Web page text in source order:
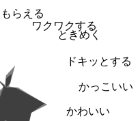
らえる
ワクワクする
ときめく
ドキッとする
かっこいい
かわいい